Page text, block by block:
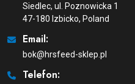
Siedlec, ul. Poznowicka 1
47-180 Izbicko, Poland
Email:
bok@hrsfeed-sklep.pl
Telefon: